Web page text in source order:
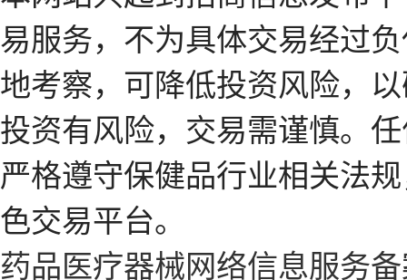
易服务，不为具体交易经过
地考察，可降低投资风险，
投资有风险，交易需谨慎。
严格遵守保健品行业相关法
色交易平台。
药品医疗器械网络信息服务